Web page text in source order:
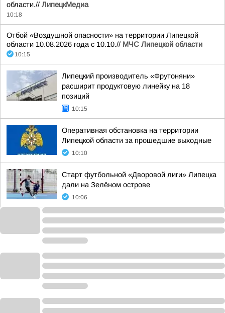
области.// ЛипецкМедиа
10:18
Отбой «Воздушной опасности» на территории Липецкой
области 10.08.2026 года с 10.10.// МЧС Липецкой области
10:15
Липецкий производитель «Фрутоняни»
расширит продуктовую линейку на 18
позиций
10:15
Оперативная обстановка на территории
Липецкой области за прошедшие выходные
10:10
Старт футбольной «Дворовой лиги» Липецка
дали на Зелёном острове
10:06